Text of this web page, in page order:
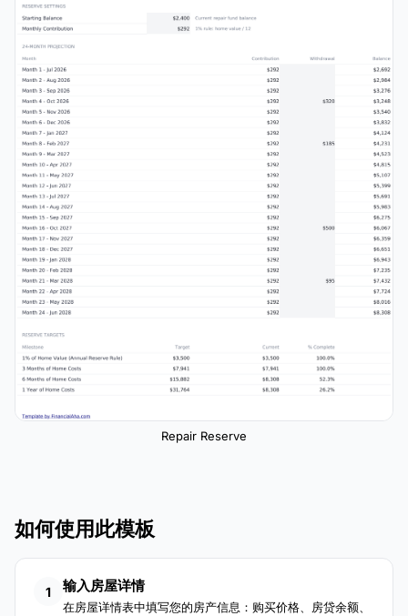
Repair Reserve
如何使用此模板
1 输入房屋详情
在房屋详情表中填写您的房产信息：购买价格、房贷余额、